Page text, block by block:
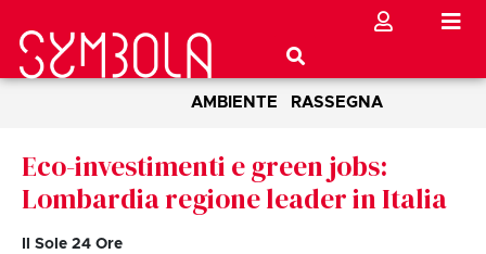
AMBIENTE RASSEGNA
Eco-investimenti e green jobs:
Lombardia regione leader in Italia
Il Sole 24 Ore